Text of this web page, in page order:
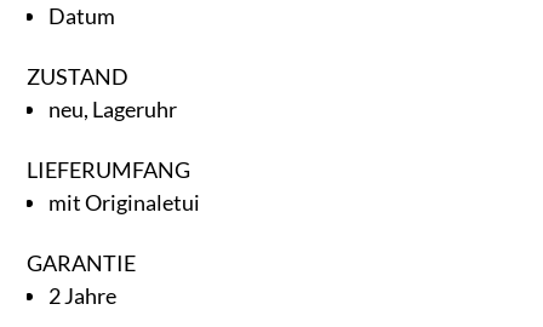
Datum
ZUSTAND
neu, Lageruhr
LIEFERUMFANG
mit Originaletui
GARANTIE
2 Jahre